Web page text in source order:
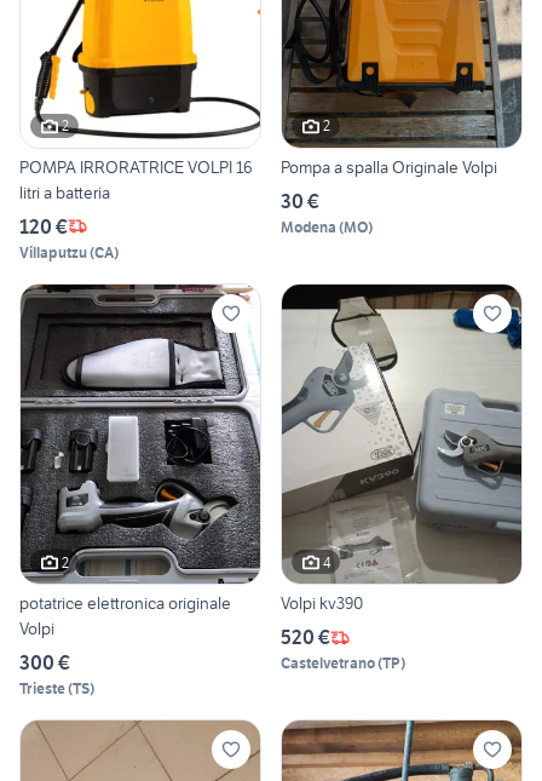
2
POMPA IRRORATRICE VOLPI 16
litri a batteria
120 €
Villaputzu(CA)
2
Pompa a spalla Originale Volpi
30 €
Modena (MO)
2
potatrice elettronica originale
Volpi
300 €
Trieste(TS)
4
Volpi kv390
520 €
Castelvetrano(TP)